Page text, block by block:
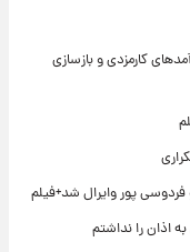
کارمزدی و بازسازی
پور وایرال شد+فیلم
اذان را نداشتم